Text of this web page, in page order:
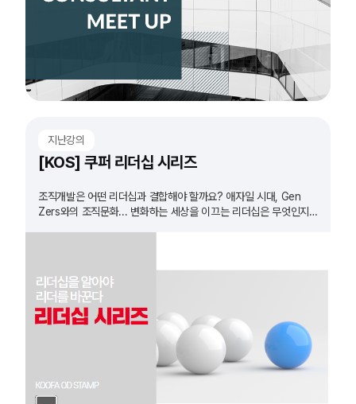
지난강의
[KOS] 쿠퍼 리더십 시리즈
조직개발은 어떤 리더십과 결합해야 할까요? 애자일 시대, Gen
Zers와의 조직문화... 변화하는 세상을 이끄는 리더십은 무엇인지